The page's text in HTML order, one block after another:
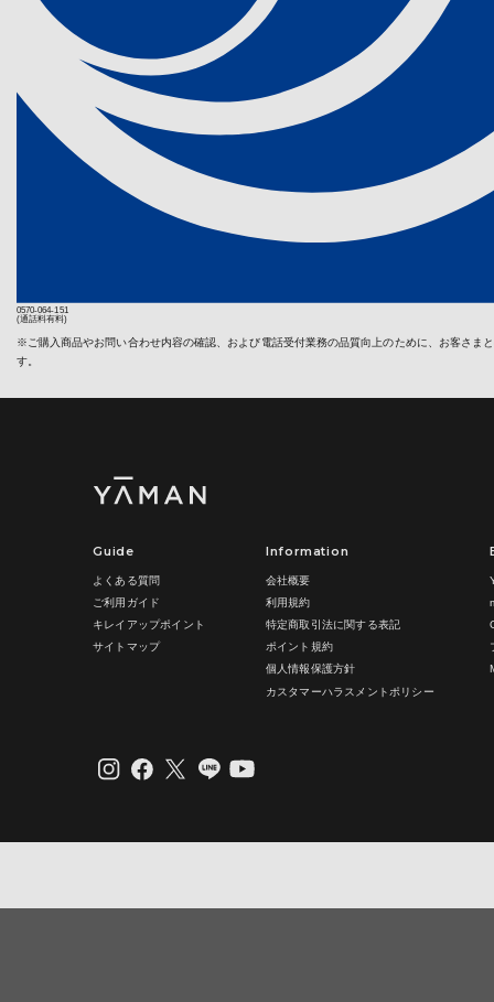
《個人情報相
ヤーマン株式
〒135-0016
電話 : 03-
ヤーマン株式
おり定めます
には、以下の
1. 利用方法
利用者は、本
当社ウェブサ
当社ウェブサ
諾するものと
(1)利用者は
①当社ま
②当社ウ
③当社ウ
⑤コンピ
アカウントを
無償での
保証対象
本体を同
その他弊
第４条（修
弊社の製品に
も、製品が弊
した場合を除
し、製品不具
弊社に到着し
保証期間
時点で保
償修理・
頼の時点
ますが、
弊社は有
ただく費
有償修理
見積り提
するもの
見積り提
製品を修
料等の合
修理、診
検等を依
接修理、
お客様が
ものとし
なお、弊
0570-064-151
(通話料有料)
※ご購入商品やお問い合わせ内容の確認、および電話受付業務の品質向上のために、お客さま
す。
Guide
よくある質問
ご利用ガイド
キレイアップポイント
サイトマップ
Information
会社概要
利用規約
特定商取引法に関する表記
ポイント規約
個人情報保護方針
カスタマーハラスメントポリシー